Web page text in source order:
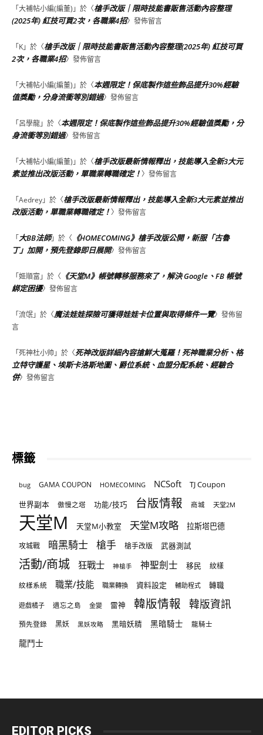
「大補帖小編(編董)」於〈槍手改版｜限時技能書販售活動內容整理
(2025年) 紅技可買2次，各職業4招〉發佈留言
「 K」於〈槍手改版｜限時技能書販售活動內容整理(2025年) 紅技可買
2次，各職業4招〉發佈留言
「大補帖小編(編董)」於〈本週限定！保底製作這些飾品提升30%經驗
值獎勵，分身流衝等別錯過〉發佈留言
「 呂學龍」於〈本週限定！保底製作這些飾品提升30%經驗值獎勵，分
身流衝等別錯過〉發佈留言
「大補帖小編(編董)」於〈槍手改版最新情報釋出，技能導入全新3大元
素並推出改版活動，單職業轉職確定！〉發佈留言
「Aedrey」於〈槍手改版最新情報釋出，技能導入全新3大元素並推出
改版活動，單職業轉職確定！〉發佈留言
「大BB法師」於〈 《HOMECOMING》槍手改版公開，新服「古魯
丁」加開，預先登錄即日展開〉發佈留言
「姬順富」於〈 《天堂M》帳號轉移服務來了，解決 Google、FB 帳號
綁定困擾〉發佈留言
「流氓」於〈魔法娃娃探險可獲得娃娃卡位置與取得條件一覽〉發佈留
言
「死神杜小帅」於〈死神改版詳細內容搶鮮大蒐羅！死神職業分析、格
立特守護星、埃斯卡洛斯地圖、爵位系統、血盟分配系統、經驗合
併〉發佈留言
標籤
bug GAMA COUPON HOMECOMING NCSoft
TJ Coupon
世界副本
傲慢之塔 功能/技巧 台版情報 商城 天堂2M
天堂M 天堂M小教室 天堂M攻略 拉斯塔巴德
攻城戰 暗黑騎士 槍手 槍手改版 武器測試
活動/商城 狂戰士 神槍手 神聖劍士 移民 紋樣
紋樣系統 職業/技能 職業轉換 資料設定 輔助程式 轉職
遊戲橘子 遺忘之島 金變 雷神 韓版情報 韓版資訊
預先登錄 黑妖 黑妖攻略 黑暗妖精 黑暗騎士 龍騎士
龍鬥士
EDITOR PICKS